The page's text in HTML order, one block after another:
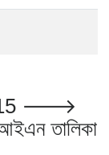
15 🡒
তালিকা